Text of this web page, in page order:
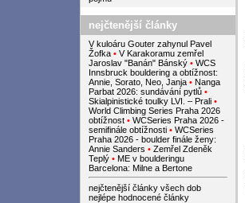
nejčtenější články
V kuloáru Gouter zahynul Pavel
Žofka • V Karakoramu zemřel
Jaroslav "Banán" Bánský • WCS
Innsbruck bouldering a obtížnost:
Annie, Sorato, Neo, Janja • Nanga
Parbat 2026: sundávání pytlů •
Skialpinistické toulky LVI. – Prali •
World Climbing Series Praha 2026
obtížnost • WCSeries Praha 2026 -
semifinále obtížnosti • WCSeries
Praha 2026 - boulder finále ženy:
Annie Sanders • Zemřel Zdeněk
Teplý • ME v boulderingu
Barcelona: Milne a Bertone
nejčtenější články všech dob
nejlépe hodnocené články